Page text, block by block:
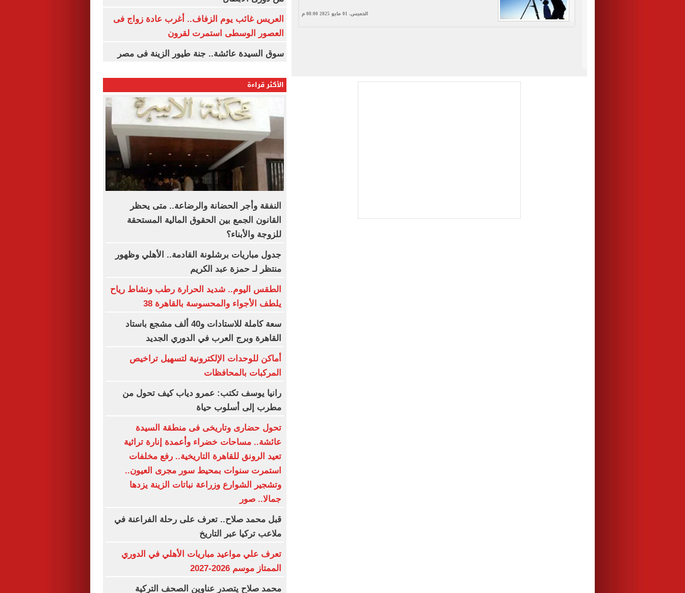
الخميس، 01 مايو 2025 08:00 م
العريس غائب يوم الزفاف.. أغرب عادة زواج فى
العصور الوسطى استمرت لقرون
سوق السيدة عائشة.. جنة طيور الزينة فى مصر
الأكثر قراءة
النفقة وأجر الحضانة والرضاعة.. متى يحظر
القانون الجمع بين الحقوق المالية المستحقة
للزوجة والأبناء؟
جدول مباريات برشلونة القادمة.. الأهلي وظهور
منتظر لـ حمزة عبد الكريم
الطقس اليوم.. شديد الحرارة رطب ونشاط رياح
يلطف الأجواء والمحسوسة بالقاهرة 38
سعة كاملة للاستادات و40 ألف مشجع باستاد
القاهرة وبرج العرب في الدوري الجديد
أماكن للوحدات الإلكترونية لتسهيل تراخيص
المركبات بالمحافظات
رانيا يوسف تكتب: عمرو دياب كيف تحول من
مطرب إلى أسلوب حياة
تحول حضارى وتاريخى فى منطقة السيدة
عائشة.. مساحات خضراء وأعمدة إنارة تراثية
تعيد الرونق للقاهرة التاريخية.. رفع مخلفات
استمرت سنوات بمحيط سور مجرى العيون..
وتشجير الشوارع وزراعة نباتات الزينة يزدها
جمالا.. صور
قبل محمد صلاح.. تعرف على رحلة الفراعنة في
ملاعب تركيا عبر التاريخ
تعرف علي مواعيد مباريات الأهلي في الدوري
الممتاز موسم 2026-2027
محمد صلاح يتصدر عناوين الصحف التركية